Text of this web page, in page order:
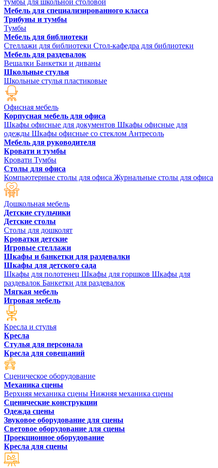
тумбы для школьной столовой
Мебель для специализированного класса
Трибуны и тумбы
Тумбы
Мебель для библиотеки
Стеллажи для библиотеки Стол-кафедра для библиотеки
Мебель для раздевалок
Вешалки Банкетки и диваны
Школьные стулья
Школьные стулья пластиковые
Офисная мебель
Корпусная мебель для офиса
Шкафы офисные для документов Шкафы офисные для
одежды Шкафы офисные со стеклом Антресоль
Мебель для руководителя
Кровати и тумбы
Кровати Тумбы
Столы для офиса
Компьютерные столы для офиса Журнальные столы для офиса
Дошкольная мебель
Детские стульчики
Детские столы
Столы для дошколят
Кроватки детские
Игровые стеллажи
Шкафы и банкетки для раздевалки
Шкафы для детского сада
Шкафы для полотенец Шкафы для горшков Шкафы для
раздевалок Банкетки для раздевалок
Мягкая мебель
Игровая мебель
Кресла и стулья
Кресла
Стулья для персонала
Кресла для совещаний
Сценическое оборудование
Механика сцены
Верхняя механика сцены Нижняя механика сцены
Сценические конструкции
Одежда сцены
Звуковое оборудование для сцены
Световое оборудование для сцены
Проекционное оборудование
Кресла для сцены